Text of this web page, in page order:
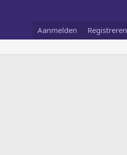
Aanmelden Registreren